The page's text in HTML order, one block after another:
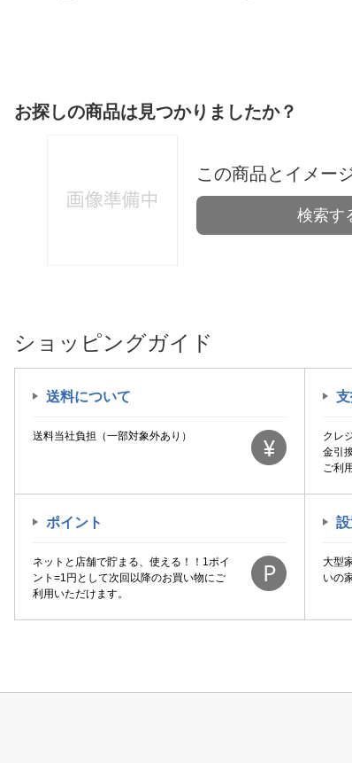
お探しの商品は見つかりましたか？
この商品とイメー
検索す
ショッピングガイド
送料について
送料当社負担（一部対象外あり）
クレ
金引
ご利
ポイント
ネットと店舗で貯まる、使える！！1ポイ
ント=1円として次回以降のお買い物にご
利用いただけます。
大型
いの